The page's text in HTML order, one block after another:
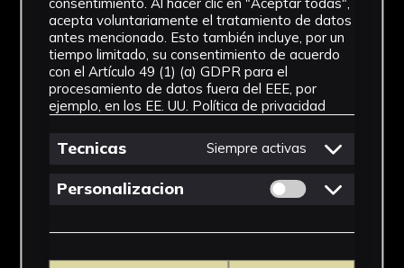
acepta voluntariamente el tratamiento de datos
antes mencionado. Esto también incluye, por un
tiempo limitado, su consentimiento de acuerdo
con el Artículo 49 (1) (a) GDPR para el
procesamiento de datos fuera del EEE, por
ejemplo, en los EE. UU. Política de privacidad
Tecnicas Siempre activas
Personalizacion Permitir cookies